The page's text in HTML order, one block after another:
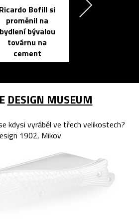
Ricardo Bofill si
proměnil na
bydlení bývalou
továrnu na
cement
DESIGN MUSEUM
kdysi vyráběl ve třech velikostech?
1902, Mikov